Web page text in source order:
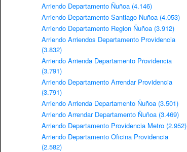
Arriendo Departamento Ñuñoa (4.146)
Arriendo Departamento Santiago Nuñoa (4.053)
Arriendo Departamento Region Ñuñoa (3.912)
Arriendo Arriendos Departamento Providencia
(3.832)
Arriendo Arrienda Departamento Providencia
(3.791)
Arriendo Departamento Arrendar Providencia
(3.791)
Arriendo Arrienda Departamento Ñuñoa (3.501)
Arriendo Arrendar Departamento Ñuñoa (3.469)
Arriendo Departamento Providencia Metro (2.952)
Arriendo Departamento Oficina Providencia
(2.582)